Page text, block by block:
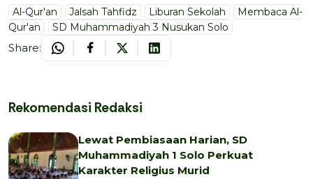
Al-Qur'an Jalsah Tahfidz Liburan Sekolah
Membaca Al-
Qur'an
SD Muhammadiyah 3 Nusukan Solo
Share:
Rekomendasi Redaksi
Lewat Pembiasaan Harian, SD
Muhammadiyah 1 Solo Perkuat
Karakter Religius Murid